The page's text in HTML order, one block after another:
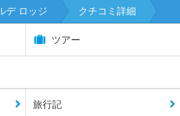
デ ロッジ クチコミ詳細
ツアー
旅行記